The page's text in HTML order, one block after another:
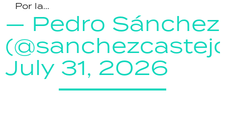
Por la...
— Pedro Sánchez
July 31, 2026